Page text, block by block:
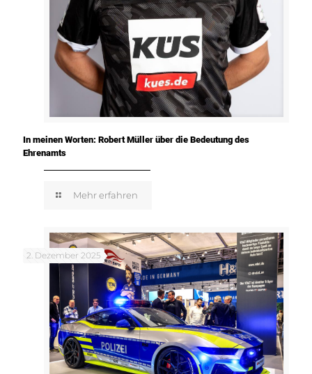
In meinen Worten: Robert Müller über die Bedeutung des
Ehrenamts
Mehr erfahren
2. Dezember 2025